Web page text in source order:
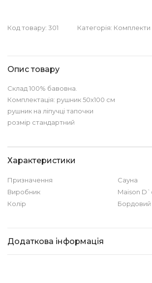
Код товару: 301 Категорія: Комплекти
Опис товару
Склад 100% бавовна.
Комплектація: рушник 50x100 см
рушник на ліпучці тапочки
розмір стандартний
Характеристики
Призначення
Сауна
Виробник
Maison
Колір
Бордовий
Додаткова інформація